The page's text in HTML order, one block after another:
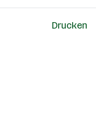
Drucken